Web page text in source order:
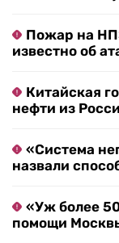
Пожар на
известно об
Китайская
нефти из
«Система
назвали
«Уж более
помощи